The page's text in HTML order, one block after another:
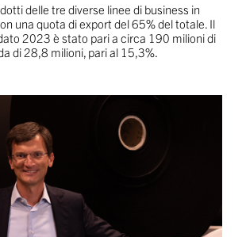
delle tre diverse linee di business in
una quota di export del 65% del totale. Il
2023 è stato pari a circa 190 milioni di
di 28,8 milioni, pari al 15,3%.